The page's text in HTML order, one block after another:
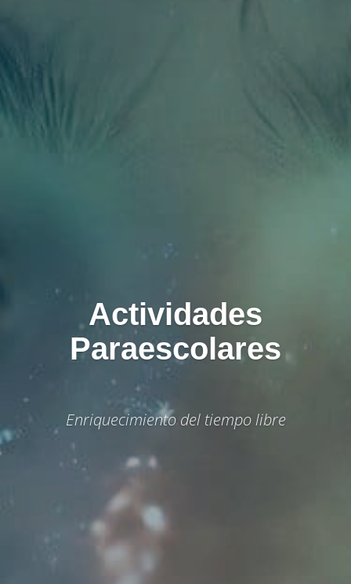
Actividades
Paraescolares
Enriquecimiento del tiempo libre